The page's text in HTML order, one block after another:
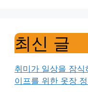
최신 글
취미가 일상을 잠
이프를 위한 옷장